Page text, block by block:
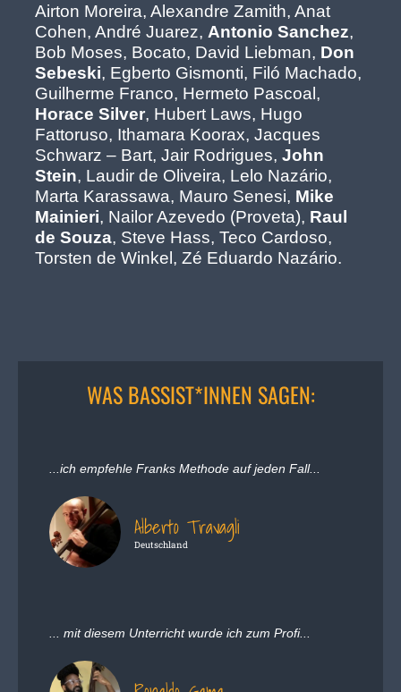
Airton Moreira, Alexandre Zamith, Anat
Cohen, André Juarez, Antonio Sanchez,
Bob Moses, Bocato, David Liebman, Don
Sebeski, Egberto Gismonti, Filó Machado,
Guilherme Franco, Hermeto Pascoal,
Horace Silver, Hubert Laws, Hugo
Fattoruso, Ithamara Koorax, Jacques
Schwarz – Bart, Jair Rodrigues, John
Stein, Laudir de Oliveira, Lelo Nazário,
Marta Karassawa, Mauro Senesi, Mike
Mainieri, Nailor Azevedo (Proveta), Raul
de Souza, Steve Hass, Teco Cardoso,
Torsten de Winkel, Zé Eduardo Nazário.
WAS BASSIST*INNEN SAGEN:
...ich empfehle Franks Methode auf jeden Fall...
Alberto Travagli
Deutschland
... mit diesem Unterricht wurde ich zum Profi...